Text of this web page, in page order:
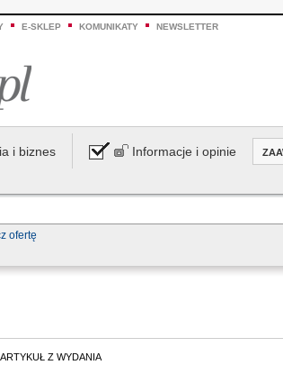
E-SKLEP KOMUNIKATY NEWSLETTER
i biznes Informacje i opinie
ofertę
Z WYDANIA